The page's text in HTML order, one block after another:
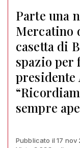
Parte una
Mercatino
casetta di
spazio per
presidente
sempre
Pubblicato il 17 nov